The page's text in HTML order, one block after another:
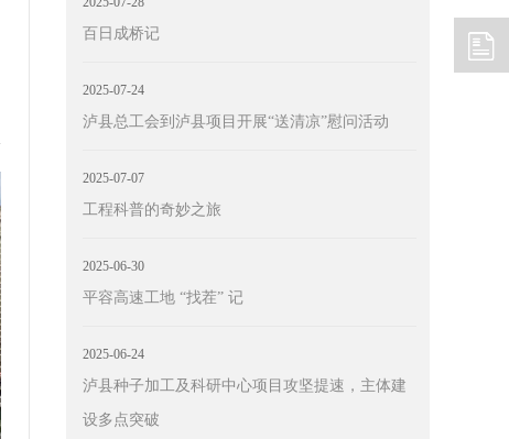
百日成桥记
2025-07-24
泸县总工会到泸县项目开展“送清凉”慰问活动
2025-07-07
工程科普的奇妙之旅
2025-06-30
平容高速工地 “找茬” 记
2025-06-24
泸县种子加工及科研中心项目攻坚提速，主体建
设多点突破